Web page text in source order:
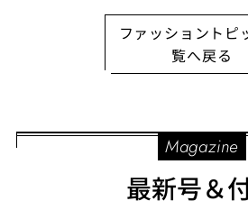
ファッショントピ
覧へ戻る
Magazine
最新号＆